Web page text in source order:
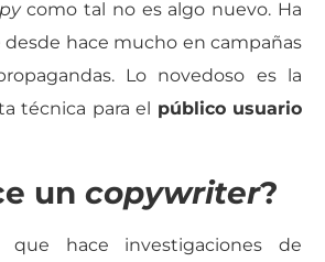
como tal no es algo nuevo. Ha
hace mucho en campañas
Lo novedoso es la
técnica para el público usuario
un copywriter?
hace investigaciones de